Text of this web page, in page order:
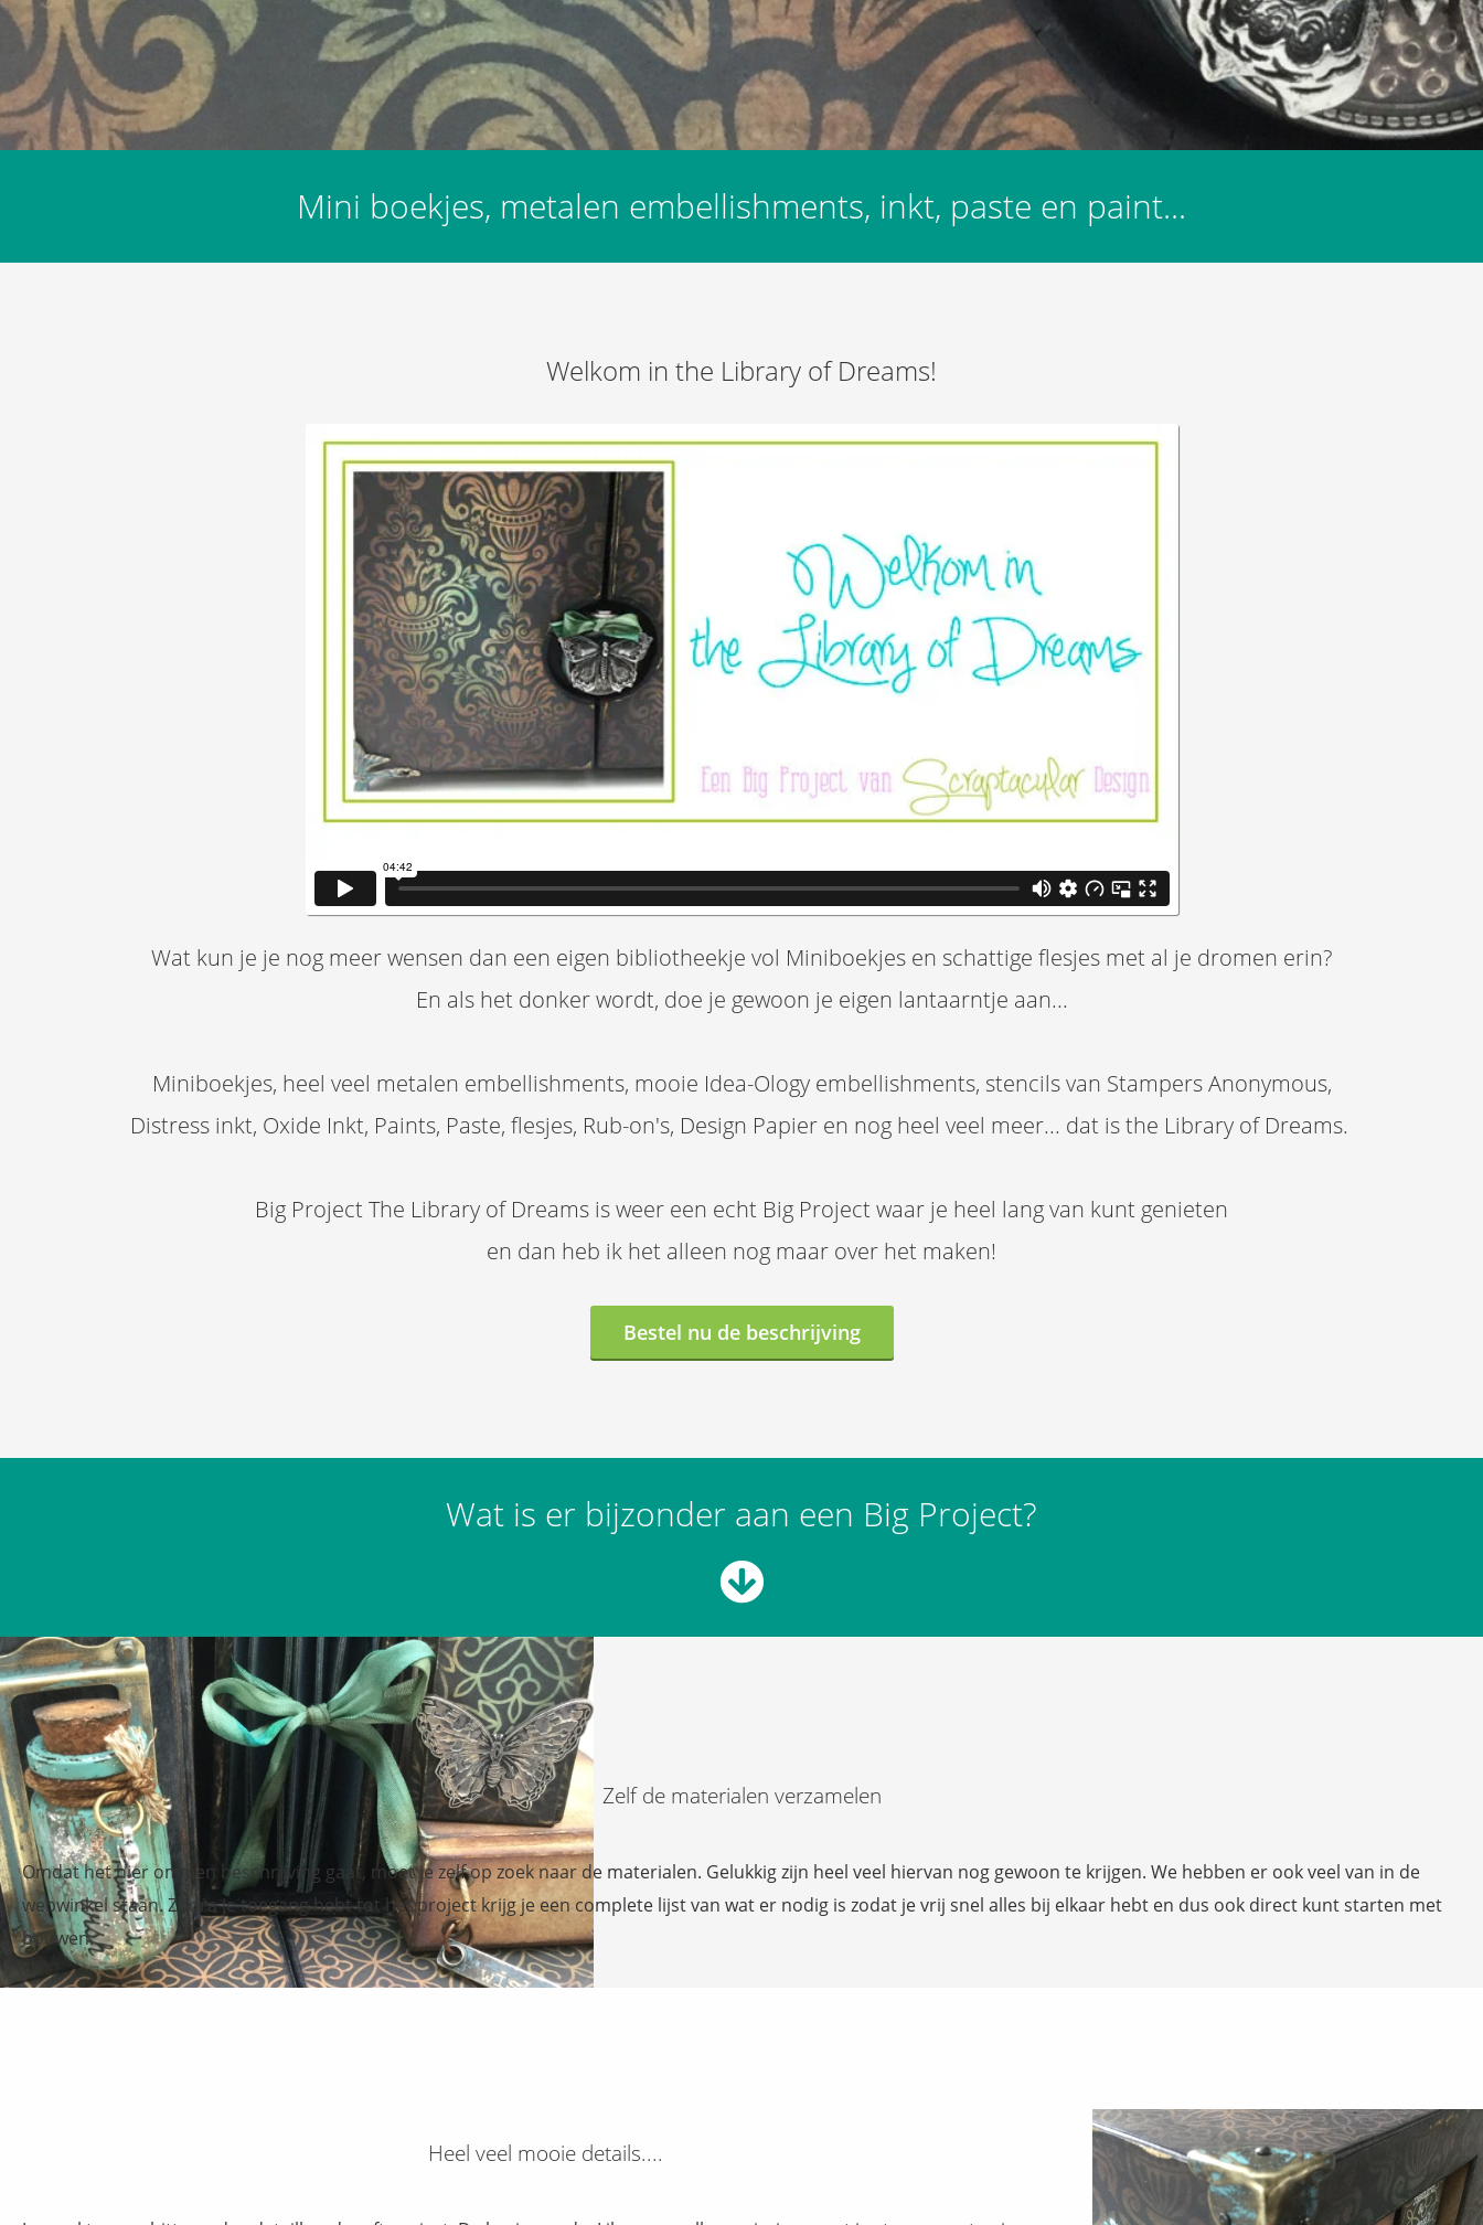
Mini boekjes, metalen embellishments, inkt, paste en paint...
Welkom in the Library of Dreams!
Wat kun je je nog meer wensen dan een eigen bibliotheekje vol Miniboekjes en schattige flesjes met al je dromen erin?
En als het donker wordt, doe je gewoon je eigen lantaarntje aan...
Miniboekjes, heel veel metalen embellishments, mooie Idea-Ology embellishments, stencils van Stampers Anonymous,
Distress inkt, Oxide Inkt, Paints, Paste, flesjes, Rub-on's, Design Papier en nog heel veel meer... dat is the Library of Dreams.
Big Project The Library of Dreams is weer een echt Big Project waar je heel lang van kunt genieten
en dan heb ik het alleen nog maar over het maken!
Bestel nu de beschrijving
Wat is er bijzonder aan een Big Project?
Zelf de materialen verzamelen
Omdat het hier om een beschrijving gaat, moet je zelf op zoek naar de materialen. Gelukkig zijn heel veel hiervan nog gewoon te krijgen. We hebben er ook veel van in de
webwinkel staan. Zodra je toegang hebt tot het project krijg je een complete lijst van wat er nodig is zodat je vrij snel alles bij elkaar hebt en dus ook direct kunt starten met
bouwen.
Heel veel mooie details....
opslaan